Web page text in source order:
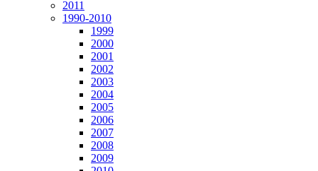
2011
1990-2010
1999
2000
2001
2002
2003
2004
2005
2006
2007
2008
2009